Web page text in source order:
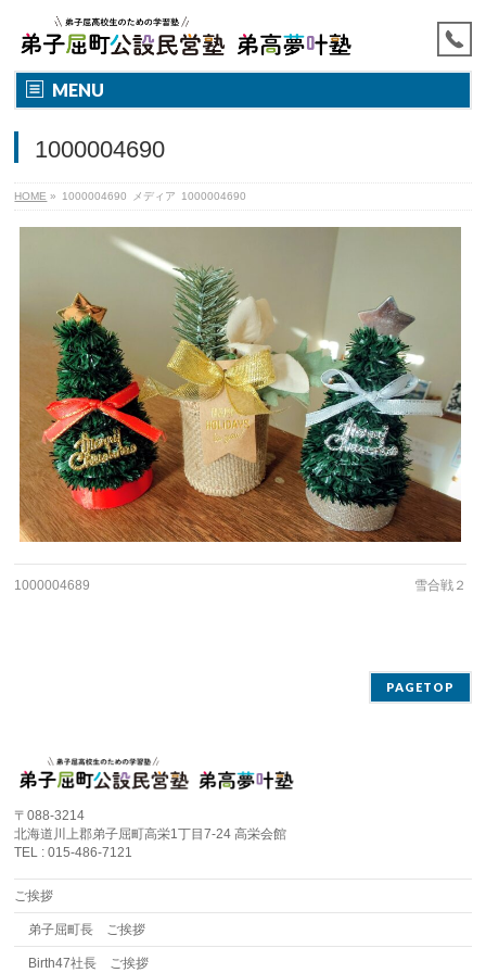
MENU
1000004690
HOME » 1000004690 メディア 1000004690
1000004689 雪合戦２
PAGETOP
〒088-3214
北海道川上郡弟子屈町高栄1丁目7-24 高栄会館
TEL : 015-486-7121
ご挨拶
弟子屈町長 ご挨拶
Birth47社長 ご挨拶